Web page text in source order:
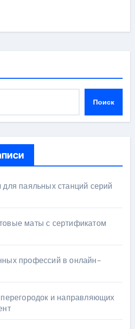
Поиск
паяльных станций серий
маты с сертификатом
профессий в онлайн-
и направляющих